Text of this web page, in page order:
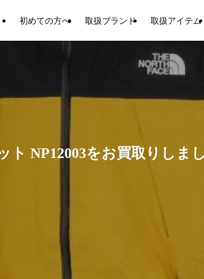
初めての方へ 取扱ブランド 取扱アイテム
NP12003をお買取りしまし